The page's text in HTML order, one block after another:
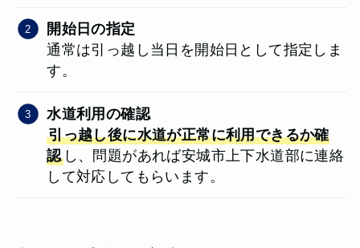
開始日の指定
通常は引っ越し当日を開始日として指定しま
す。
水道利用の確認
引っ越し後に水道が正常に利用できるか確
認し、問題があれば安城市上下水道部に連絡
して対応してもらいます。